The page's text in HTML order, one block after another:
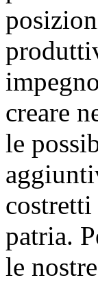
creare
le
patria.
le